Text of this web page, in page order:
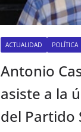
ACTUALIDAD POLÍTICA
Antonio
asiste a la
del Partido